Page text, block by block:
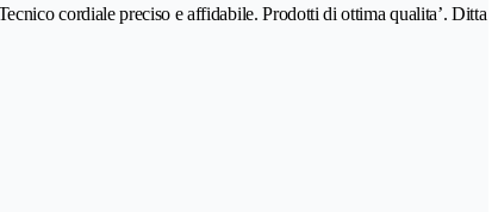
cordiale preciso e affidabile. Prodotti di ottima qualita’. Ditta